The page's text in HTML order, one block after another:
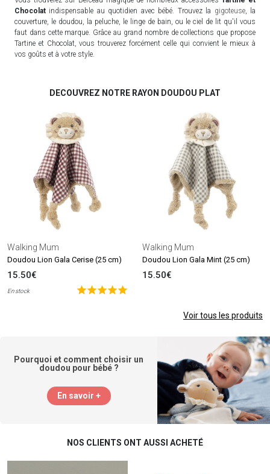
Chocolat indispensable au quotidien avec bébé. Trouvez la gigoteuse, la
couverture, le doudou, la peluche, le linge de bain, ou le ciel de lit qu'il vous
faut dans cette marque. Grâce au grand nombre de collections que propose
Tartine et Chocolat, vous trouverez forcément celle qui convient le mieux à
vos goûts et à votre style.
DECOUVREZ NOTRE RAYON DOUDOU PLAT
Walking Mum
Doudou Lion Gala Cerise (25 cm)
15.50€
En stock
Walking Mum
Doudou Lion Gala Mint (25 cm)
15.50€
Voir tous les produits
Pourquoi et comment choisir un
doudou pour bébé ?
En savoir +
NOS CLIENTS ONT AUSSI ACHETÉ